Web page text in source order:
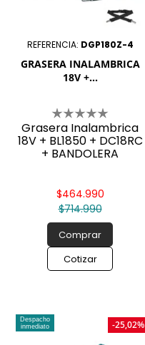
REFERENCIA: DGP180Z-4
GRASERA INALAMBRICA
18V +...
Grasera Inalambrica
18V + BL1850 + DC18RC
+ BANDOLERA
$714.990
$464.990
Comprar
Cotizar
Despacho
inmediato
-25,02%